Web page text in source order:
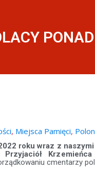
, Miejsca Pamięci,
roku wraz z
cmentarzy